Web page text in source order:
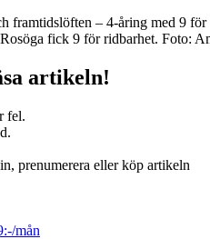
fick 9 för ridbarhet. Foto:
artikeln!
fel.
prenumerera eller köp artikeln
mån